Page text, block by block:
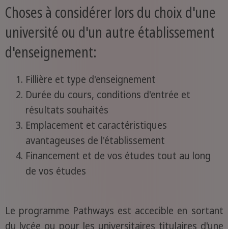
Choses à considérer lors du choix d'une
université ou d'un autre établissement
d'enseignement:
Fillière et type d'enseignement
Durée du cours, conditions d'entrée et
résultats souhaités
Emplacement et caractéristiques
avantageuses de l'établissement
Financement et de vos études tout au long
de vos études
Le programme Pathways est accecible en sortant
du lycée ou pour les universitaires titulaires d'une